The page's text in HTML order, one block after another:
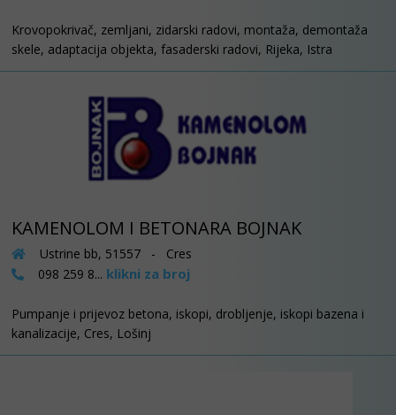
Krovopokrivač, zemljani, zidarski radovi, montaža, demontaža
skele, adaptacija objekta, fasaderski radovi, Rijeka, Istra
KAMENOLOM I BETONARA BOJNAK
Ustrine bb, 51557 - Cres
098 259 8... klikni za broj
Pumpanje i prijevoz betona, iskopi, drobljenje, iskopi bazena i
kanalizacije, Cres, Lošinj